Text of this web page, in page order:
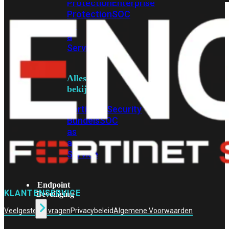
ProtectionEnterprise
ProtectionSOC
a
Service
Alles
bekijken
FortiCare Security
BundelsSOC
as
a
Service
Endpoint
Beveiliging
KLANTENSERVICE
Veelgestelde vragenPrivacybeleidAlgemene Voorwaarden